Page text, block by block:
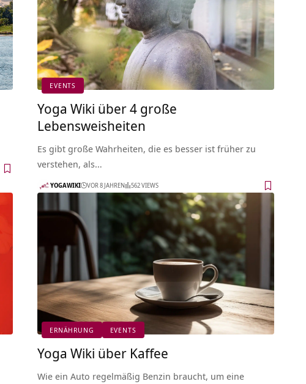
EVENTS
Yoga Wiki über 4 große
Lebensweisheiten
Es gibt große Wahrheiten, die es besser ist früher zu
verstehen, als…
YOGAWIKI VOR 8 JAHREN 562 VIEWS
ERNÄHRUNG EVENTS
Yoga Wiki über Kaffee
Wie ein Auto regelmäßig Benzin braucht, um eine